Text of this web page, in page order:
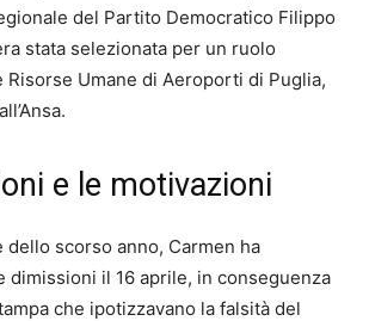
del Partito Democratico Filippo
stata selezionata per un ruolo
Umane di Aeroporti di Puglia,
e le motivazioni
dello scorso anno, Carmen ha
dimissioni il 16 aprile, in conseguenza
che ipotizzavano la falsità del